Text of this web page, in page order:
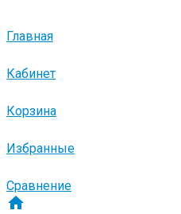
Главная
Кабинет
Корзина
Избранные
Сравнение